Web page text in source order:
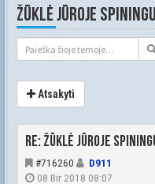
ŽŪKLĖ JŪROJE SPININGU
Atsakyti
Re: Žūklė jūroje
#716260
D911
08 Bir 2018 08:07